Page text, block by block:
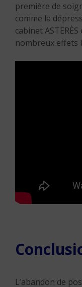
première de
comme la
cabinet
nombreux effets
L’abandon de